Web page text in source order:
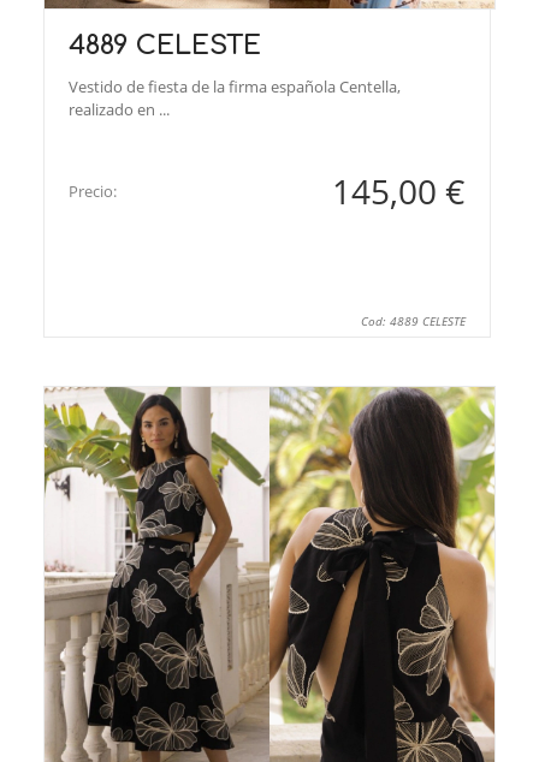
4889 CELESTE
Vestido de fiesta de la firma española Centella,
realizado en ...
Precio: 145,00 €
Cod: 4889 CELESTE